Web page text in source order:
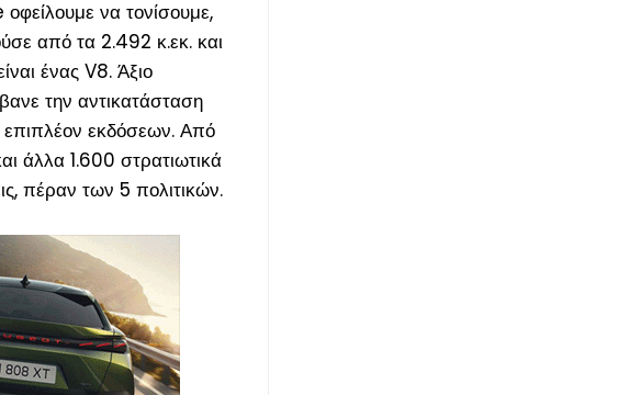
να τονίσουμε,
από τα 2.492 κ.εκ. και
ένας V8. Άξιο
την αντικατάσταση
επιπλέον εκδόσεων. Από
άλλα 1.600 στρατιωτικά
πέραν των 5 πολιτικών.